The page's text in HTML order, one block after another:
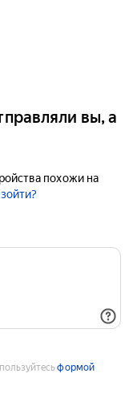
вы, а
похожи на
формой